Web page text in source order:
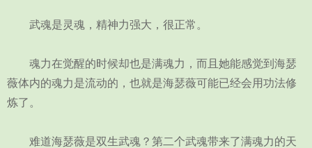
武魂是灵魂，精神力强大，很正常。
魂力在觉醒的时候却也是满魂力，而且她能感觉到海瑟
薇体内的魂力是流动的，也就是海瑟薇可能已经会用功法修
炼了。
难道海瑟薇是双生武魂？第二个武魂带来了满魂力的天